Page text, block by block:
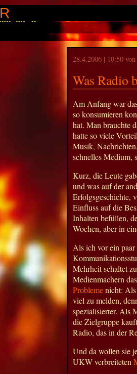
28.4.2006 | 10:50
Was Radio
Am Anfang war
so konsumieren
hat. Man brauchte
hatte so viele
Musik,
schnelles Medium,
Kurz, die Leute
und was auf der
Erfolgsgeschichte,
Einfluss auf die
Inhalten befüllen,
Wochen, aber in
Als ich vor ein
Mehrheit schaltet
Medienmachern
Problemenicht: Als
viel zu melden,
spezialisierter. Als
die Zielgruppe
Radio, das in der
Und da wollen sie
UKW verbreiteten